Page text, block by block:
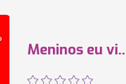
Meninos eu